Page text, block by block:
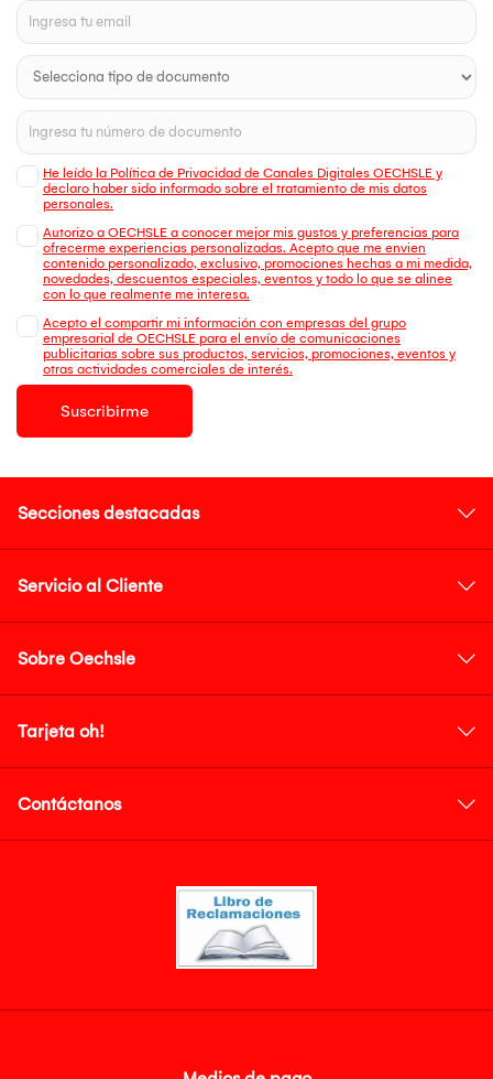
He leído la Política de Privacidad de Canales Digitales OECHSLE y
declaro haber sido informado sobre el tratamiento de mis datos
personales.
Autorizo a OECHSLE a conocer mejor mis gustos y preferencias para
ofrecerme experiencias personalizadas. Acepto que me envien
contenido personalizado, exclusivo, promociones hechas a mi medida,
novedades, descuentos especiales, eventos y todo lo que se alinee
con lo que realmente me interesa.
Acepto el compartir mi información con empresas del grupo
empresarial de OECHSLE para el envío de comunicaciones
publicitarias sobre sus productos, servicios, promociones, eventos y
otras actividades comerciales de interés.
Suscribirme
Secciones destacadas
Servicio al Cliente
Sobre Oechsle
Tarjeta oh!
Contáctanos